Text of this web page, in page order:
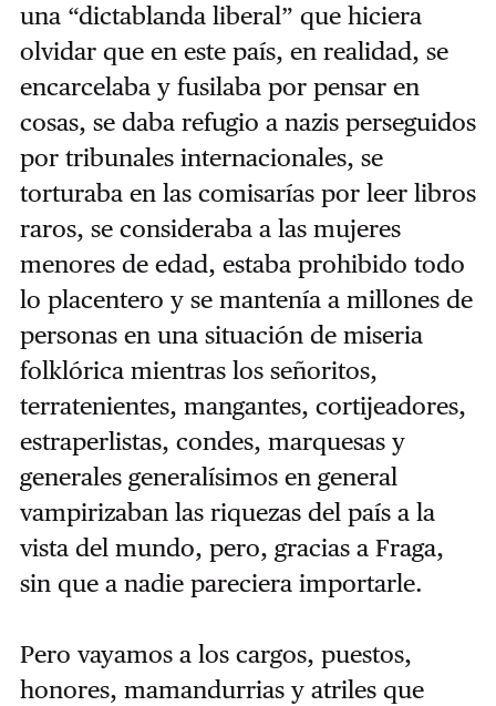
una “dictablanda liberal” que hiciera
olvidar que en este país, en realidad, se
encarcelaba y fusilaba por pensar en
cosas, se daba refugio a nazis perseguidos
por tribunales internacionales, se
torturaba en las comisarías por leer libros
raros, se consideraba a las mujeres
menores de edad, estaba prohibido todo
lo placentero y se mantenía a millones de
personas en una situación de miseria
folklórica mientras los señoritos,
terratenientes, mangantes, cortijeadores,
estraperlistas, condes, marquesas y
generales generalísimos en general
vampirizaban las riquezas del país a la
vista del mundo, pero, gracias a Fraga,
sin que a nadie pareciera importarle.
Pero vayamos a los cargos, puestos,
honores, mamandurrias y atriles que